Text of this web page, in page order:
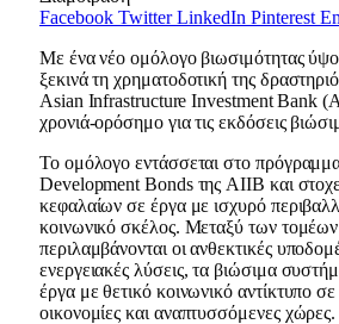
Facebook Twitter LinkedIn Pinterest
Με ένα νέο ομόλογο βιωσιμότητας
ξεκινά τη χρηματοδοτική της
Asian Infrastructure Investment Bank
χρονιά-ορόσημο για τις εκδόσεις
Το ομόλογο εντάσσεται στο
Development Bonds της AIIB και
κεφαλαίων σε έργα με ισχυρό
κοινωνικό σκέλος. Μεταξύ των
περιλαμβάνονται οι ανθεκτικές
ενεργειακές λύσεις, τα βιώσιμα
έργα με θετικό κοινωνικό αντίκτυπο
οικονομίες και αναπτυσσόμενες χώρες.